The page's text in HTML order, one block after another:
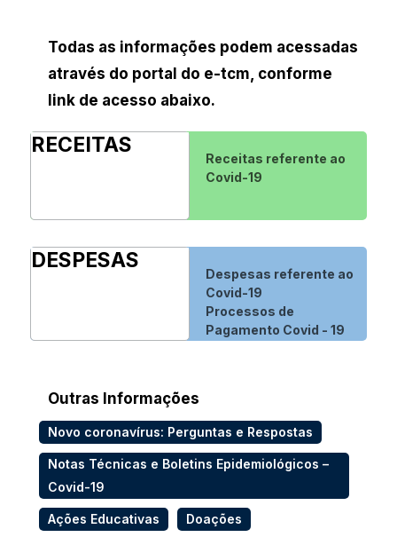
Todas as informações podem acessadas
através do portal do e-tcm, conforme
link de acesso abaixo.
RECEITAS
Receitas referente ao
Covid-19
DESPESAS
Despesas referente ao
Covid-19
Processos de
Pagamento Covid - 19
Outras Informações
Novo coronavírus: Perguntas e Respostas
Notas Técnicas e Boletins Epidemiológicos –
Covid-19
Ações Educativas Doações